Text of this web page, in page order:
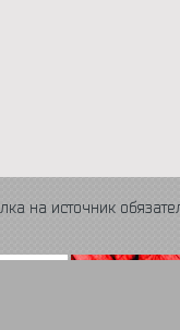
на источник